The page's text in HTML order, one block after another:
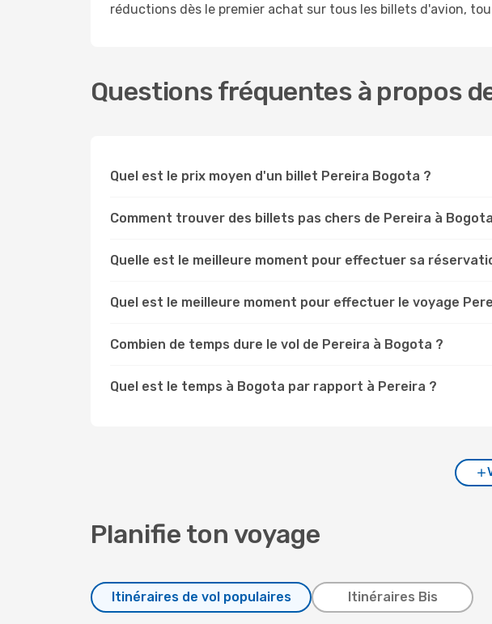
réductions dès le premier achat sur tous les billets d'avion,
Questions fréquentes à propos
Quel est le prix moyen d'un billet Pereira Bogota ?
Comment trouver des billets pas chers de Pereira à
Quelle est le meilleure moment pour effectuer sa
Quel est le meilleure moment pour effectuer le voyage
Combien de temps dure le vol de Pereira à Bogota ?
Quel est le temps à Bogota par rapport à Pereira ?
Planifie ton voyage
Itinéraires de vol populaires Itinéraires Bis